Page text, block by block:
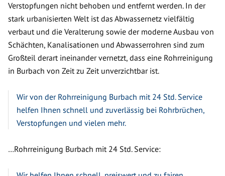
Verstopfungen nicht behoben und entfernt werden. In der
stark urbanisierten Welt ist das Abwassernetz vielfältig
verbaut und die Veralterung sowie der moderne Ausbau von
Schächten, Kanalisationen und Abwasserrohren sind zum
Großteil derart ineinander vernetzt, dass eine Rohrreinigung
in Burbach von Zeit zu Zeit unverzichtbar ist.
Wir von der Rohrreinigung Burbach mit 24 Std. Service
helfen Ihnen schnell und zuverlässig bei Rohrbrüchen,
Verstopfungen und vielen mehr.
…Rohrreinigung Burbach mit 24 Std. Service: